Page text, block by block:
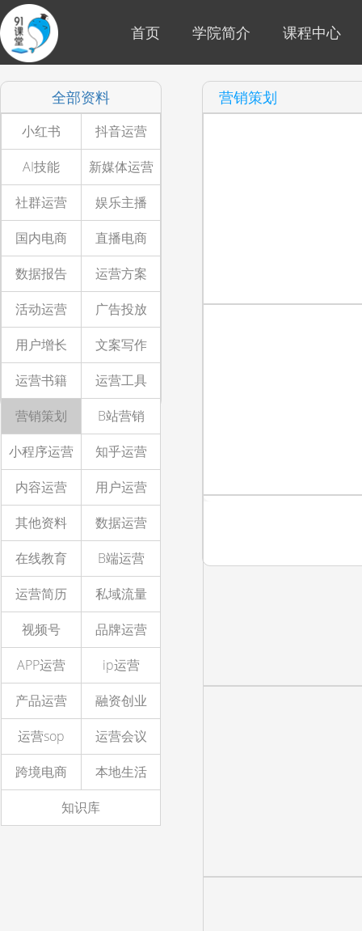
首页 学院简介 课程中心
全部资料
小红书
抖音运营
AI技能
新媒体运营
社群运营
娱乐主播
国内电商
直播电商
数据报告
运营方案
活动运营
广告投放
用户增长
文案写作
运营书籍
运营工具
营销策划
B站营销
小程序运营
知乎运营
内容运营
用户运营
其他资料
数据运营
在线教育
B端运营
运营简历
私域流量
视频号
品牌运营
APP运营
ip运营
产品运营
融资创业
运营sop
运营会议
跨境电商
本地生活
知识库
营销策划